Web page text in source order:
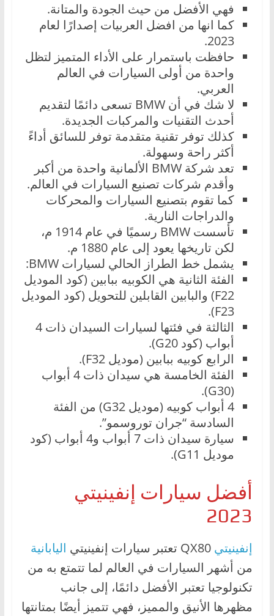
فهي الأفضل من حيث الجودة والمتانة.
كما انها من افضل العربيات إصدارًا لعام
2023.
حافظت باستمرار على الأداء المتميز لتظل
واحدة من أولى السيارات في العالم
العربي.
لا شك في أن BMW تسعى دائمًا لتقديم
أحدث التقنيات والمركبات الجديدة.
كذلك توفر تقنية متقدمة توفر للسائق أداءً
أكثر راحة وسهولة.
تعد شركة BMW الألمانية واحدة من أكبر
وأقدم شركات تصنيع السيارات في العالم.
كما تقوم بتصنيع السيارات والمحركات
والدراجات النارية.
تأسست BMW رسميًا في عام 1914 م،
لكن تاريخها يعود إلى عام 1880 م.
يشمل خط الطراز الحالي لسيارات BMW:
الفئة الثانية هي الكوبيه ببابين (كود الموديل
F22) والبابين القابلين للتحويل (كود الموديل
F23).
الثالثة في فئتها لسيارات السيدان ذات 4
أبواب (كود G20).
الرابع كوبيه ببابين (موديل F32).
الفئة الخامسة هي سيدان ذات 4 أبواب
(G30).
4 أبواب كوبيه (موديل G32) من الفئة
السادسة “جران توروسمو”.
سيارة سيدان ذات 7 أبواب و4 أبواب (كود
موديل G11).
أفضل سيارات إنفينيتي
2023
إنفينيتي QX80 تعتبر سيارات إنفينيتي
اليابانية
من أشهر السيارات في العالم لما تتمتع به من
تكنولوجيا تعتبر الأفضل دائمًا، إلى جانب
مظهرها الأنيق والمميز، فهي تتميز أيضًا بمتانتها